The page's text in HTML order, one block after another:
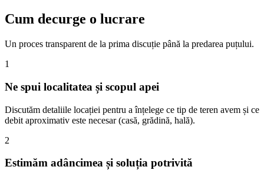
Cum decurge o lucrare
Un proces transparent de la prima discuție până la predarea puțului.
1
Ne spui localitatea și scopul apei
Discutăm detaliile locației pentru a înțelege ce tip de teren avem și ce
debit aproximativ este necesar (casă, grădină, hală).
2
Estimăm adâncimea și soluția potrivită